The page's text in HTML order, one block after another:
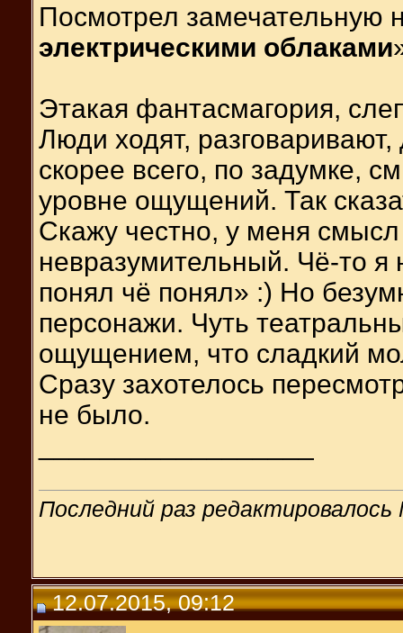
Посмотрел замечательную
электрическими облаками
Этакая фантасмагория,
Люди ходят,
скорее всего, по задумке,
уровне ощущений. Так
Скажу честно, у меня
невразумительный. Чё-то
понял чё понял» :) Но
персонажи. Чуть
ощущением, что сладкий
Сразу захотелось
не было.
Последний раз
12.07.2015, 09:12